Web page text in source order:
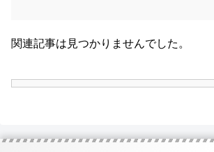
関連記事は見つかりませんでした。